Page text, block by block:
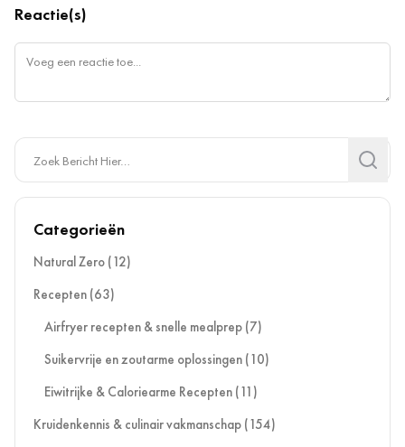
Reactie(s)
Search
Search
Categorieën
Natural Zero (12)
Recepten (63)
Airfryer recepten & snelle mealprep (7)
Suikervrije en zoutarme oplossingen (10)
Eiwitrijke & Caloriearme Recepten (11)
Kruidenkennis & culinair vakmanschap (154)